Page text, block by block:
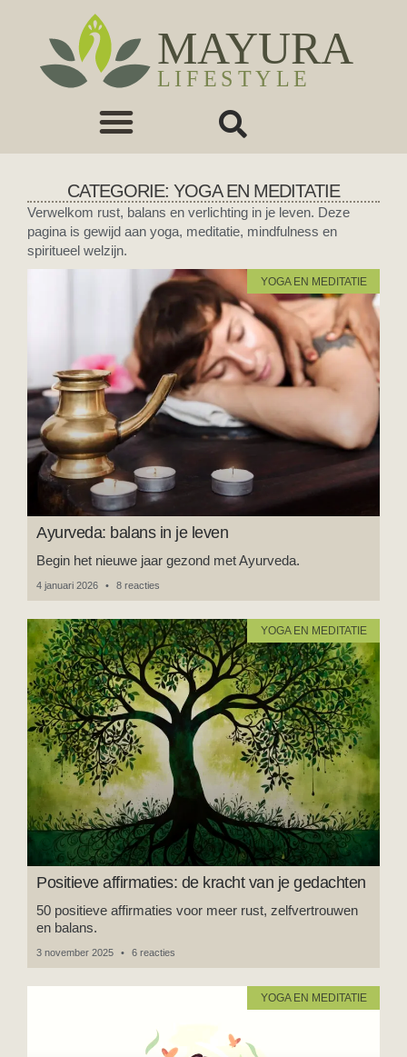
CATEGORIE: YOGA EN MEDITATIE
Verwelkom rust, balans en verlichting in je leven. Deze
pagina is gewijd aan yoga, meditatie, mindfulness en
spiritueel welzijn.
YOGA EN MEDITATIE
Ayurveda: balans in je leven
Begin het nieuwe jaar gezond met Ayurveda.
4 januari 2026 8 reacties
YOGA EN MEDITATIE
Positieve affirmaties: de kracht van je gedachten
50 positieve affirmaties voor meer rust, zelfvertrouwen
en balans.
3 november 2025 6 reacties
YOGA EN MEDITATIE